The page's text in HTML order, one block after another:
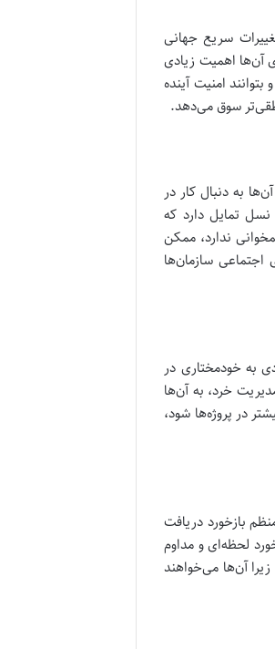
سریع جهانی
آن‌ها اهمیت زیادی
امنیت آینده
سوق می‌دهد.
به دنبال کار در
نسل تمایل دارد که
ندارد، ممکن
اجتماعی سازمان‌ها
به خودمختاری در
خرد، به آن‌ها
در پروژه‌ها شود،
بازخورد دریافت
لحظه‌ای و مداوم
آن‌ها می‌خواهند